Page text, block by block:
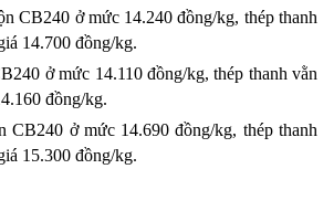
CB240 ở mức 14.240 đồng/kg, thép thanh
14.700 đồng/kg.
ở mức 14.110 đồng/kg, thép thanh vằn
đồng/kg.
CB240 ở mức 14.690 đồng/kg, thép thanh
15.300 đồng/kg.